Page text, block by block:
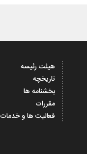
هیئت رئیسه
تاریخچه
بخشنامه ها
مقررات
فعالیت ها و خدمات